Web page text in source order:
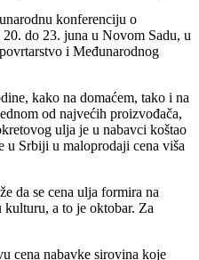
konferenciju o
do 23. juna u Novom Sadu, u
i Međunarodnog
kako na domaćem, tako i na
od najvećih proizvođača,
ulja je u nabavci koštao
u Srbiji u maloprodaji cena viša
da se cena ulja formira na
kulturu, a to je oktobar. Za
cena nabavke sirovina koje